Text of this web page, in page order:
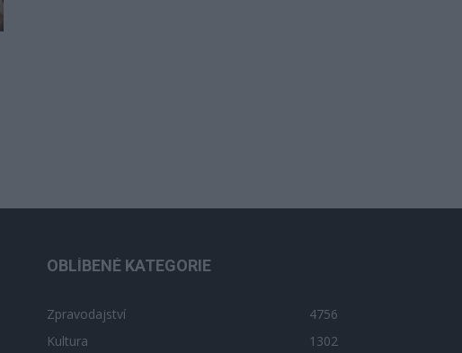
OBLÍBENÉ KATEGORIE
Zpravodajství
4756
Kultura
1302